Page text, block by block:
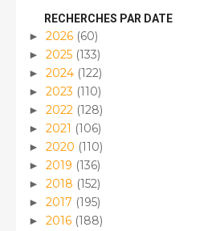
RECHERCHES PAR DATE
► 2026 (60)
► 2025 (133)
► 2024 (122)
► 2023 (110)
► 2022 (128)
► 2021 (106)
► 2020 (110)
► 2019 (136)
► 2018 (152)
► 2017 (195)
► 2016 (188)